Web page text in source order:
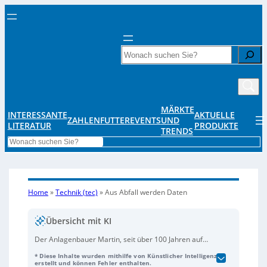
Search
INTERESSANTE
LITERATUR
ZAHLENFUTTEREVENTS
MÄRKTE
UND
TRENDS
AKTUELLE
PRODUKTE
Search
Home »Technik (tec) »Aus Abfall werden Daten
Übersicht mit KI
Der Anlagenbauer Martin, seit über 100 Jahren auf
zunehmend auf IoT-Datenauswertung: Mit der
Data-
* Diese Inhalte wurden mithilfe von Künstlicher Intelligenz
erstellt und können Fehler enthalten.